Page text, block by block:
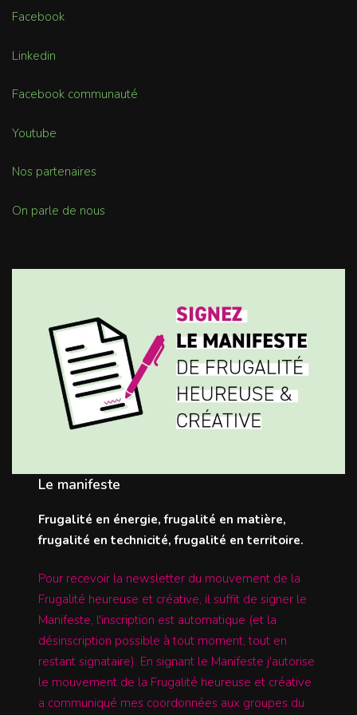
Facebook
Linkedin
Facebook communauté
Youtube
Nos partenaires
On parle de nous
Le manifeste
Frugalité en énergie, frugalité en matière,
frugalité en technicité, frugalité en territoire.
Pour recevoir la newsletter du mouvement de la
Frugalité heureuse et créative, il suffit de signer le
Manifeste, l'inscription est automatique (et la
désinscription possible à tout moment, tout en
restant signataire). En signant le Manifeste j'autorise
le mouvement de la Frugalité heureuse et créative
a communiqué mes coordonnées aux groupes du